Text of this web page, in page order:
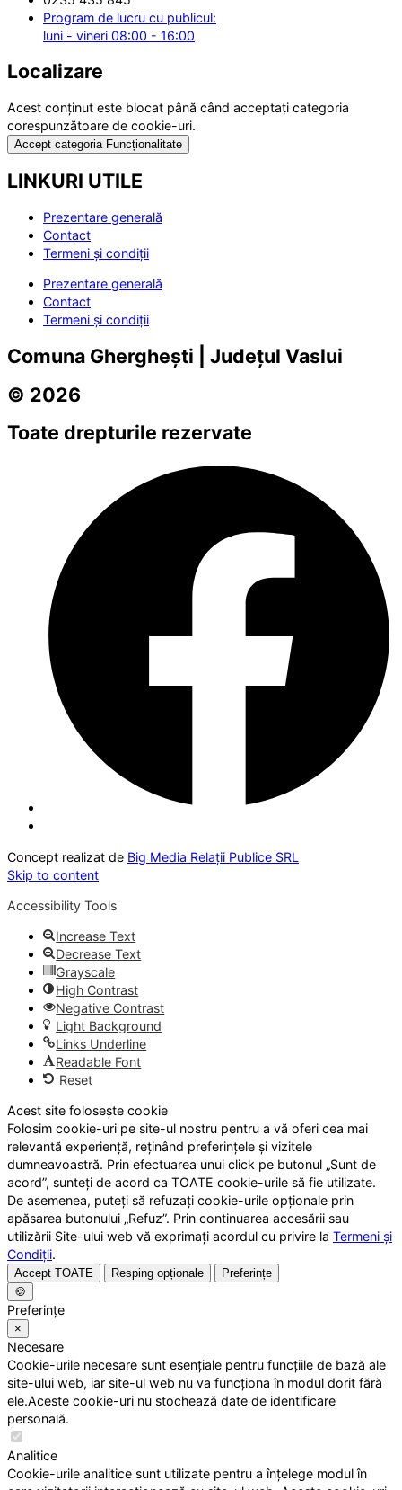
Program de lucru cu publicul:
luni - vineri 08:00 - 16:00
Localizare
Acest conținut este blocat până când acceptați categoria
corespunzătoare de cookie-uri.
Accept categoria Funcționalitate
LINKURI UTILE
Prezentare generală
Contact
Termeni și condiții
Prezentare generală
Contact
Termeni și condiții
Comuna Gherghești | Județul Vaslui
© 2026
Toate drepturile rezervate
Concept realizat de Big Media Relații Publice SRL
Skip to content
Accessibility Tools
Increase Text
Decrease Text
Grayscale
High Contrast
Negative Contrast
Light Background
Links Underline
Readable Font
Reset
Acest site folosește cookie
Folosim cookie-uri pe site-ul nostru pentru a vă oferi cea mai
relevantă experiență, reținând preferințele și vizitele
dumneavoastră. Prin efectuarea unui click pe butonul „Sunt de
acord”, sunteți de acord ca TOATE cookie-urile să fie utilizate.
De asemenea, puteți să refuzați cookie-urile opționale prin
apăsarea butonului „Refuz”. Prin continuarea accesării sau
utilizării Site-ului web vă exprimați acordul cu privire la Termeni și
Condiții.
Accept TOATE Resping opționale
Preferințe
🍪
Preferințe
×
Necesare
Cookie-urile necesare sunt esențiale pentru funcțiile de bază ale
site-ului web, iar site-ul web nu va funcționa în modul dorit fără
ele.Aceste cookie-uri nu stochează date de identificare
personală.
Analitice
Cookie-urile analitice sunt utilizate pentru a înțelege modul în